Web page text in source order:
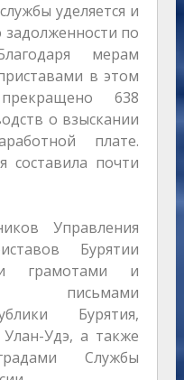
уделяется и
по
мерам
в этом
638
о взыскании
плате.
составила почти
Управления
Бурятии
грамотами и
письмами
Бурятия,
Удэ, а также
Службы